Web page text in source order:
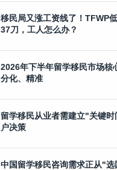
移民局又涨工资线了！TFWP
37刀，工人怎么办？
2026年下半年留学移民市场核
分化、精准
留学移民从业者需建立"关键
户决策
中国留学移民咨询需求正从"